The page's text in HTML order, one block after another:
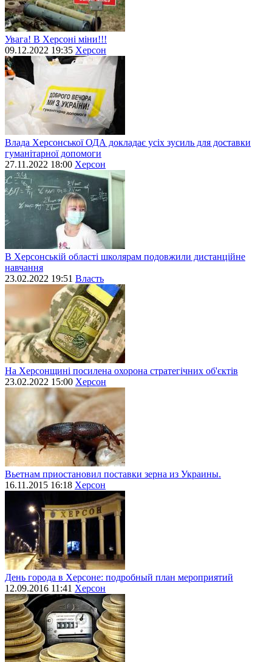
Увага! В Херсоні міни!!!
09.12.2022 19:35 Херсон
Влада Херсонської ОДА докладає усіх зусиль для доставки
гуманітарної допомоги
27.11.2022 18:00 Херсон
В Херсонській області школярам подовжили дистанційне
навчання
23.02.2022 19:51 Власть
На Херсонщині посилена охорона стратегічних об'єктів
23.02.2022 15:00 Херсон
Вьетнам приостановил поставки зерна из Украины.
16.11.2015 16:18 Херсон
День города в Херсоне: подробный план мероприятий
12.09.2016 11:41 Херсон